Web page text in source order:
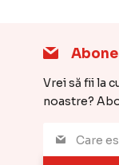
Vrei să fii la
noastre?